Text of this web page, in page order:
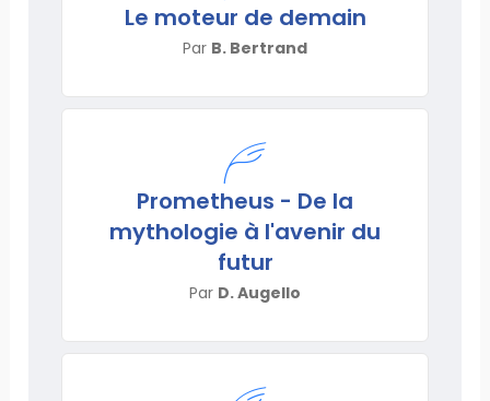
Le moteur de demain
Par B. Bertrand
Prometheus - De la
mythologie à l'avenir du
futur
Par D. Augello